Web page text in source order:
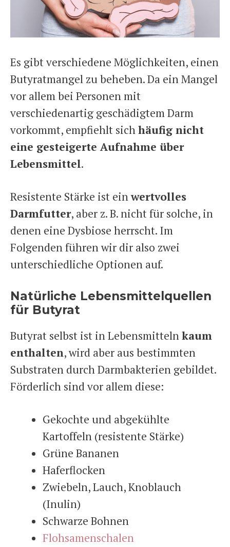
Es gibt verschiedene Möglichkeiten, einen
Butyratmangel zu beheben. Da ein Mangel
vor allem bei Personen mit
verschiedenartig geschädigtem Darm
vorkommt, empfiehlt sichhäufig nicht
eine gesteigerte Aufnahme über
Lebensmittel.
Resistente Stärke ist einwertvolles
Darmfutter, aber z. B. nicht für solche, in
denen eine Dysbiose herrscht. Im
Folgenden führen wir dir also zwei
unterschiedliche Optionen auf.
Natürliche Lebensmittelquellen
für Butyrat
Butyrat selbst ist in Lebensmittelnkaum
enthalten, wird aber aus bestimmten
Substraten durch Darmbakterien gebildet.
Förderlich sind vor allem diese:
Gekochte und abgekühlte
Kartoffeln (resistente Stärke)
Grüne Bananen
Haferflocken
Zwiebeln, Lauch, Knoblauch
(Inulin)
Schwarze Bohnen
Flohsamenschalen